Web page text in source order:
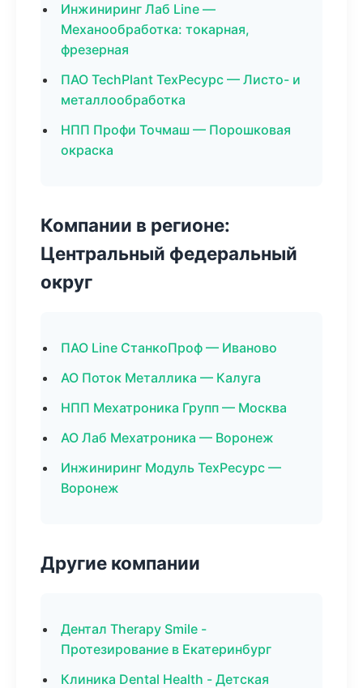
Инжиниринг Лаб Line —
Механообработка: токарная,
фрезерная
ПАО TechPlant ТехРесурс — Листо- и
металлообработка
НПП Профи Точмаш — Порошковая
окраска
Компании в регионе:
Центральный федеральный
округ
ПАО Line СтанкоПроф — Иваново
АО Поток Металлика — Калуга
НПП Мехатроника Групп — Москва
АО Лаб Мехатроника — Воронеж
Инжиниринг Модуль ТехРесурс —
Воронеж
Другие компании
Дентал Therapy Smile -
Протезирование в Екатеринбург
Клиника Dental Health - Детская